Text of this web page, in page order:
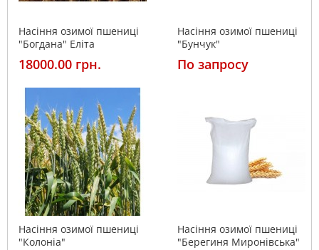
Насіння озимої пшениці
"Богдана" Еліта
18000.00 грн.
Насіння озимої пшениці
"Бунчук"
По запросу
Насіння озимої пшениці
"Колоніа"
Насіння озимої пшениці
"Берегиня Миронівська"